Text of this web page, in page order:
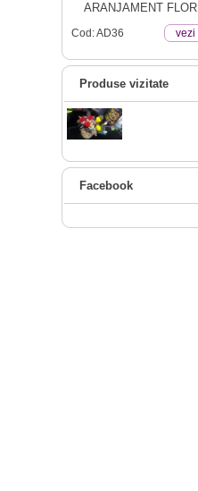
ARANJAMENT FLORI
Cod: AD36 vezi
Produse vizitate
Facebook